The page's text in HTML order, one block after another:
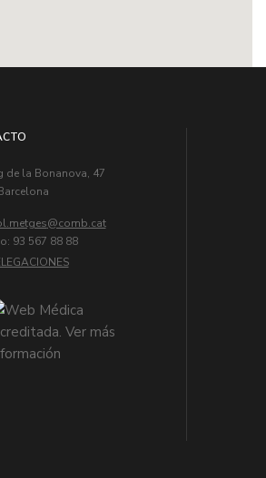
de la Bonanova, 47
93 567 88 88